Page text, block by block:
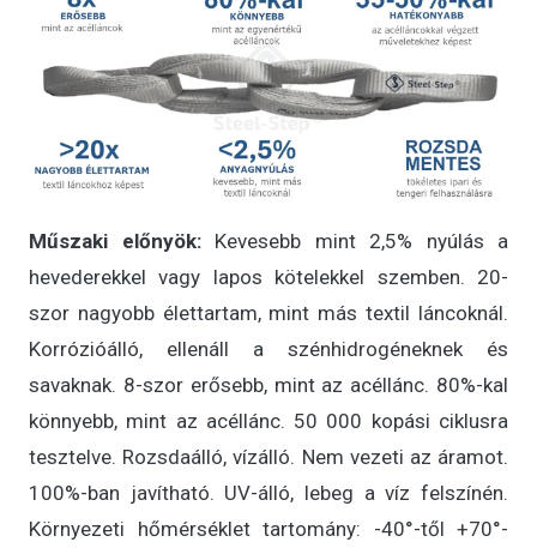
Műszaki előnyök:Kevesebb mint 2,5% nyúlás a
hevederekkel vagy lapos kötelekkel szemben. 20-
szor nagyobb élettartam, mint más textil láncoknál.
Korrózióálló, ellenáll a szénhidrogéneknek és
savaknak. 8-szor erősebb, mint az acéllánc. 80%-kal
könnyebb, mint az acéllánc. 50 000 kopási ciklusra
tesztelve. Rozsdaálló, vízálló. Nem vezeti az áramot.
100%-ban javítható. UV-álló, lebeg a víz felszínén.
Környezeti hőmérséklet tartomány: -40°-től +70°-